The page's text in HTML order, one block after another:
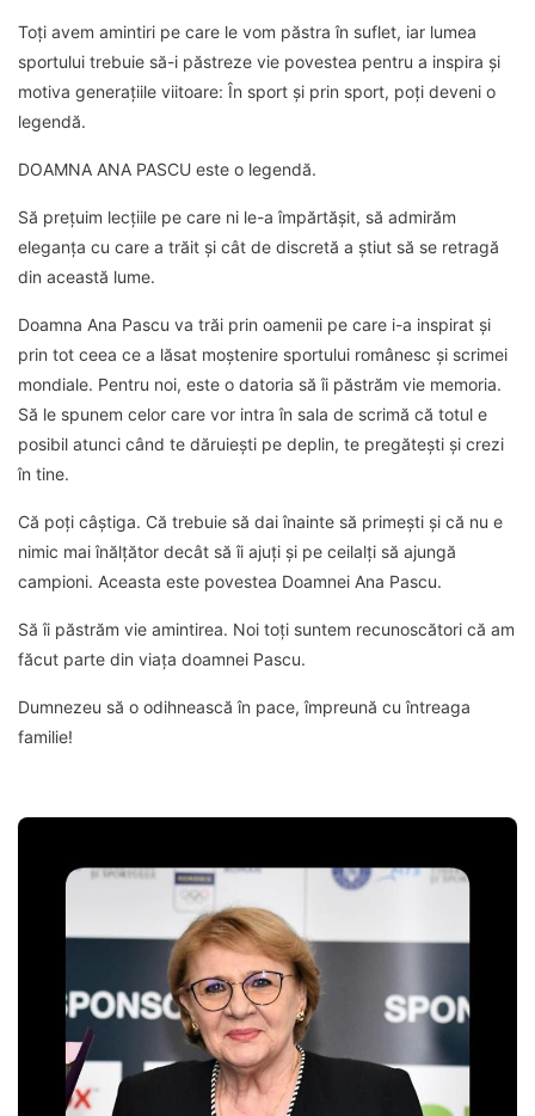
Toți avem amintiri pe care le vom păstra în suflet, iar lumea
sportului trebuie să-i păstreze vie povestea pentru a inspira și
motiva generațiile viitoare: În sport și prin sport, poți deveni o
legendă.
DOAMNA ANA PASCU este o legendă.
Să prețuim lecțiile pe care ni le-a împărtășit, să admirăm
eleganța cu care a trăit și cât de discretă a știut să se retragă
din această lume.
Doamna Ana Pascu va trăi prin oamenii pe care i-a inspirat și
prin tot ceea ce a lăsat moștenire sportului românesc și scrimei
mondiale. Pentru noi, este o datoria să îi păstrăm vie memoria.
Să le spunem celor care vor intra în sala de scrimă că totul e
posibil atunci când te dăruiești pe deplin, te pregătești și crezi
în tine.
Că poți câștiga. Că trebuie să dai înainte să primești și că nu e
nimic mai înălțător decât să îi ajuți și pe ceilalți să ajungă
campioni. Aceasta este povestea Doamnei Ana Pascu.
Să îi păstrăm vie amintirea. Noi toți suntem recunoscători că am
făcut parte din viața doamnei Pascu.
Dumnezeu să o odihnească în pace, împreună cu întreaga
familie!